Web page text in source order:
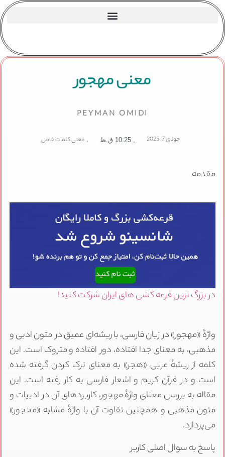
معنی مهجور
PEYMAN OMIDI
جولای 7, 2025 10:25 ق.ظ , معنی کلمات خاص
مقدمه
در بزرگ ترین قرعه کشی های ایران شرکت کنید!
واژهٔ «مهجور» در زبان فارسی، با ریشه‌ای عمیق در متون ادبی و
مذهبی، به معنای جدا افتاده، دور افتاده و متروک است. این
کلمه از ریشهٔ عربی «هجر» به معنای ترک کردن گرفته شده
است و در قرآن کریم و اشعار فارسی به کار رفته است. این
مقاله به بررسی معنای واژهٔ مهجور، کاربردهای آن در ادبیات و
متون مذهبی و همچنین تفاوت آن با واژهٔ مشابه «محجور»
می‌پردازد.
پاسخ به سوال اصلی کاربر